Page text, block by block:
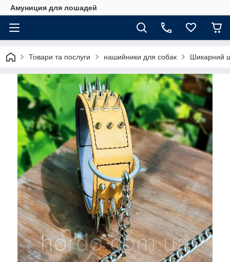
Амуниция для лошадей
Товари та послуги нашийники для собак Шикарний